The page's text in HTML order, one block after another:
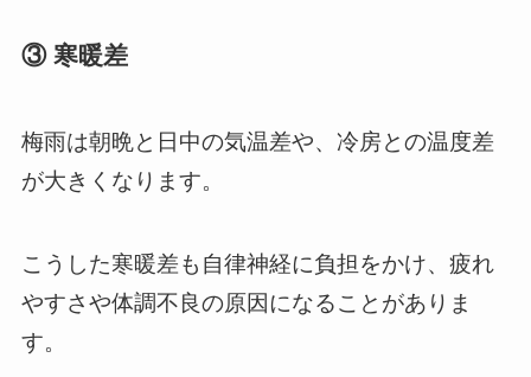
③ 寒暖差
梅雨は朝晩と日中の気温差や、冷房との温度差
が大きくなります。
こうした寒暖差も自律神経に負担をかけ、疲れ
やすさや体調不良の原因になることがありま
す。